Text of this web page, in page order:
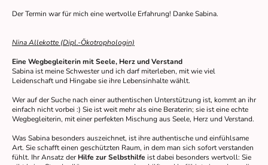
Der Termin war für mich eine wertvolle Erfahrung! Danke Sabina.
Nina Allekotte (Dipl.-Ökotrophologin)
Eine Wegbegleiterin mit Seele, Herz und Verstand
Sabina ist meine Schwester und ich darf miterleben, mit wie viel
Leidenschaft und Hingabe sie ihre Lebensinhalte wählt.
Wer auf der Suche nach einer authentischen Unterstützung ist, kommt an ihr
einfach nicht vorbei :) Sie ist weit mehr als eine Beraterin; sie ist eine echte
Wegbegleiterin, mit einer perfekten Mischung aus Seele, Herz und Verstand.
Was Sabina besonders auszeichnet, ist ihre authentische und einfühlsame
Art. Sie schafft einen geschützten Raum, in dem man sich sofort verstanden
fühlt. Ihr Ansatz derHilfe zur Selbsthilfe ist dabei besonders wertvoll: Sie